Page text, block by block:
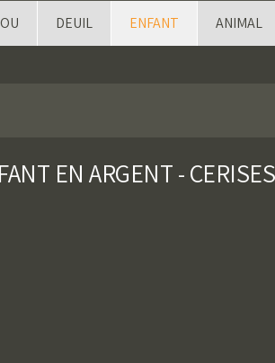
DEUIL ENFANT ANIMAL
EN ARGENT - CERISES